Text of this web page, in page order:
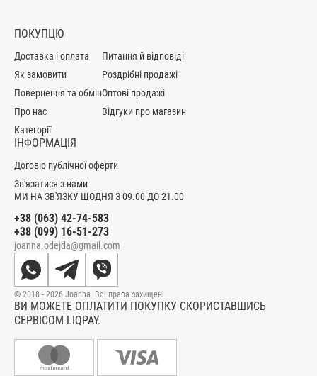
МИ НА ЗВ'ЯЗКУ ЩОДНЯ З 09.00 ДО 21.00
+38 (063) 42-74-583
+38 (099) 16-51-273
joanna.odejda@gmail.com
ПОКУПЦЮ
Доставка і оплата
Як замовити
Повернення та обмін
Про нас
Категорії
Питання й відповіді
Роздрібні продажі
Оптові продажі
Відгуки про магазин
ІНФОРМАЦІЯ
Договір публічної оферти
Зв'язатися з нами
ВИ МОЖЕТЕ ОПЛАТИТИ ПОКУПКУ СКОРИСТАВШИСЬ
СЕРВІСОМ LIQPAY.
© 2018 - 2026 Joanna. Всі права захищені